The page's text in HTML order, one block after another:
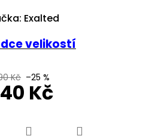
Kč –25 %
Kč
velikostí
Exalted